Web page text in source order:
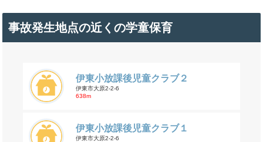
事故発生地点の近くの学童保育
伊東小放課後児童クラブ２
伊東市大原2-2-6
638m
伊東小放課後児童クラブ１
伊東市大原2-2-6